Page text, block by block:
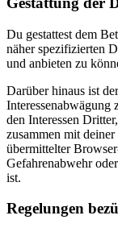
Du gestattest dem
näher spezifizierten
und anbieten zu
Darüber hinaus ist
Interessenabwägung
den Interessen
zusammen mit
übermittelter
Gefahrenabwehr
ist.
Regelungen